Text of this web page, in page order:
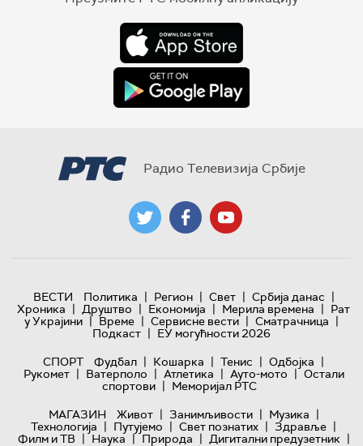
Радио Телевизија Србије
ВЕСТИ Политика | Регион | Свет | Србија данас |
Хроника | Друштво | Економија | Мерила времена | Рат
у Украјини | Време | Сервисне вести | Сматрачница |
Подкаст | ЕУ могућности 2026
СПОРТ
Фудбал | Кошарка | Тенис | Одбојка |
Рукомет | Ватерполо | Атлетика | Ауто-мото | Остали
спортови | Меморијал РТС
МАГАЗИН
Живот | Занимљивости | Музика |
Технологијa | Путујемо | Свет познатих | Здравље |
Филм и ТВ | Наука | Природа | Дигитални предузетник |